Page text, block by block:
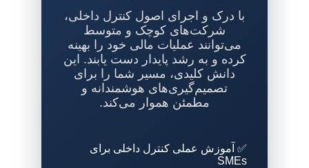
با درک و اجرای اصول کنترل داخلی،
شرکت‌های کوچک و متوسط
می‌توانند عملیات مالی خود را بهینه
کرده و به رشد پایدار دست یابند. این
دانش کلیدی، مسیر شما را برای
تصمیم‌گیری‌های هوشمندانه و
مطمئن هموار می‌کند.
✅ آموزش عملی کنترل داخلی برای
SMEs